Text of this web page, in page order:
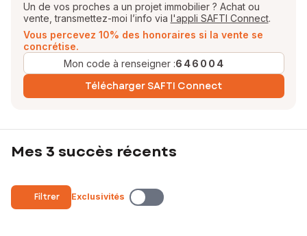
Un de vos proches a un projet immobilier ? Achat ou
vente, transmettez-moi l’info via l'appli SAFTI Connect.
Vous percevez 10% des honoraires si la vente se
concrétise.
Mon code à renseigner :646004
Télécharger SAFTI Connect
Mes 3 succès récents
Filtrer Exclusivités